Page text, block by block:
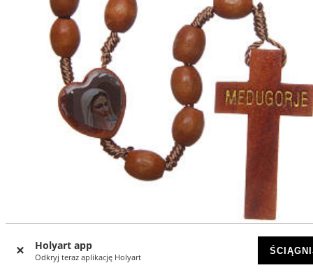
Holyart app
Odkryj teraz aplikację Holyart
Różaniec drewno Medjugorje koraliki naturalne